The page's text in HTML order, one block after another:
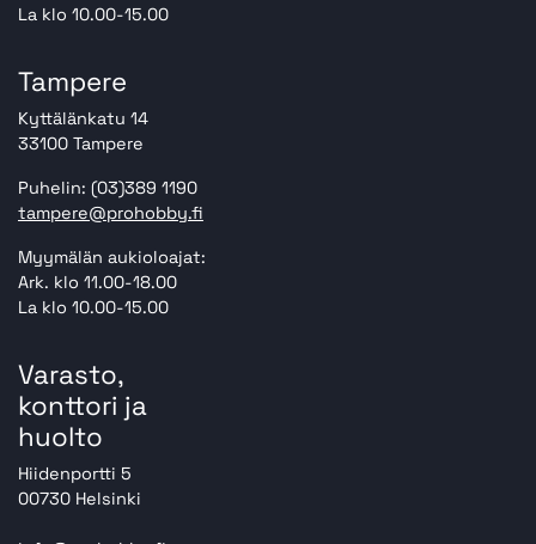
La klo 10.00-15.00
Tampere
Kyttälänkatu 14
33100 Tampere
Puhelin: (03)389 1190
tampere@prohobby.fi
Myymälän aukioloajat:
Ark. klo 11.00-18.00
La klo 10.00-15.00
Varasto,
konttori ja
huolto
Hiidenportti 5
00730 Helsinki